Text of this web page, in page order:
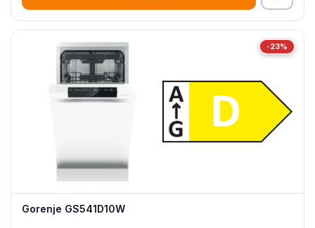
-23%
Gorenje GS541D10W